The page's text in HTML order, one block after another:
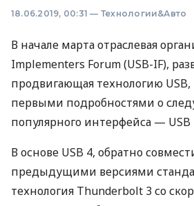
18.06.2019, 00:31 — Технологии&Авто
В начале марта отраслевая
Implementers Forum (USB-IF),
продвигающая технологию USB
первыми подробностями о
популярного интерфейса — USB
В основе USB 4, обратно
предыдущими версиями
технология Thunderbolt 3 со